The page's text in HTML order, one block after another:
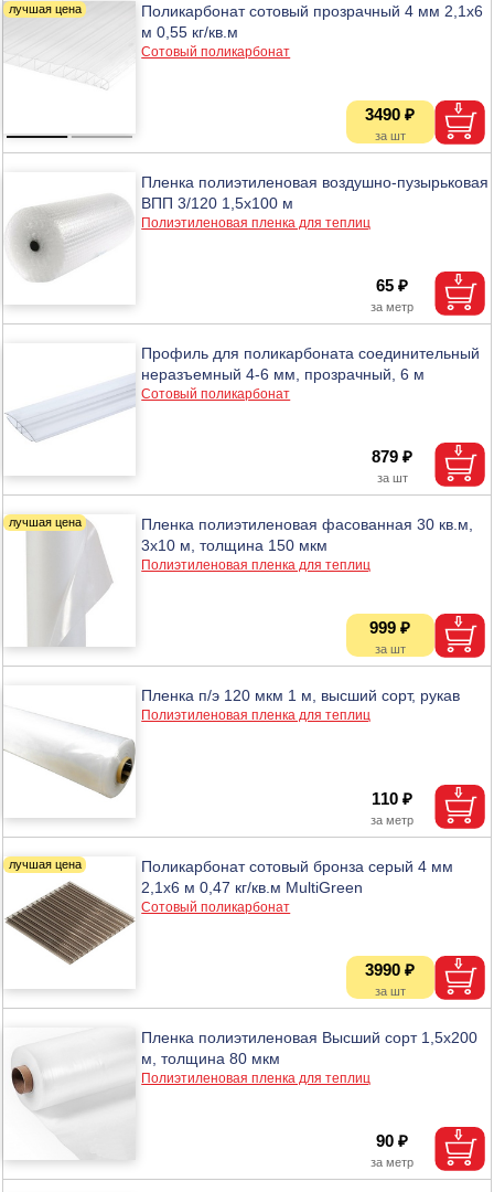
Поликарбонат сотовый прозрачный 4 мм 2,1х6
м 0,55 кг/кв.м
Сотовый поликарбонат
3490 ₽
Пленка полиэтиленовая воздушно-пузырьковая
ВПП 3/120 1,5х100 м
Полиэтиленовая пленка для теплиц
65 ₽
Профиль для поликарбоната соединительный
неразъемный 4-6 мм, прозрачный, 6 м
Сотовый поликарбонат
879 ₽
Пленка полиэтиленовая фасованная 30 кв.м,
3х10 м, толщина 150 мкм
Полиэтиленовая пленка для теплиц
999 ₽
Пленка п/э 120 мкм 1 м, высший сорт, рукав
Полиэтиленовая пленка для теплиц
110 ₽
Поликарбонат сотовый бронза серый 4 мм
2,1х6 м 0,47 кг/кв.м MultiGreen
Сотовый поликарбонат
3990 ₽
Пленка полиэтиленовая Высший сорт 1,5х200
м, толщина 80 мкм
Полиэтиленовая пленка для теплиц
90 ₽